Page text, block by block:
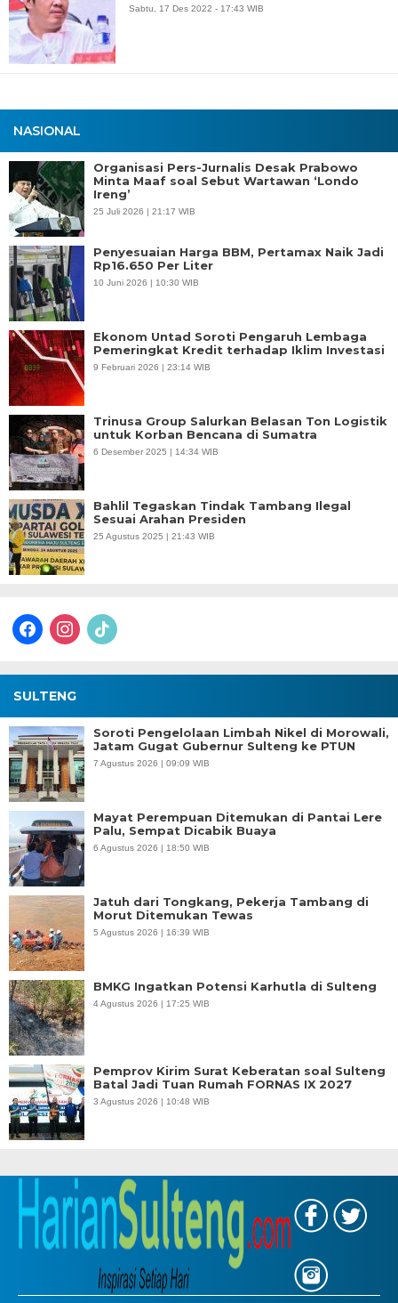
NASIONAL
Organisasi Pers-Jurnalis Desak Prabowo
Minta Maaf soal Sebut Wartawan ‘Londo
Ireng’
25 Juli 2026 | 21:17 WIB
Penyesuaian Harga BBM, Pertamax Naik Jadi
Rp16.650 Per Liter
10 Juni 2026 | 10:30 WIB
Ekonom Untad Soroti Pengaruh Lembaga
Pemeringkat Kredit terhadap Iklim Investasi
9 Februari 2026 | 23:14 WIB
Trinusa Group Salurkan Belasan Ton Logistik
untuk Korban Bencana di Sumatra
6 Desember 2025 | 14:34 WIB
Bahlil Tegaskan Tindak Tambang Ilegal
Sesuai Arahan Presiden
25 Agustus 2025 | 21:43 WIB
facebookinstagram
tiktok
Sabtu, 17 Des 2022 - 17:43 WIB
SULTENG
Soroti Pengelolaan Limbah Nikel di Morowali,
Jatam Gugat Gubernur Sulteng ke PTUN
7 Agustus 2026 | 09:09 WIB
Mayat Perempuan Ditemukan di Pantai Lere
Palu, Sempat Dicabik Buaya
6 Agustus 2026 | 18:50 WIB
Jatuh dari Tongkang, Pekerja Tambang di
Morut Ditemukan Tewas
5 Agustus 2026 | 16:39 WIB
BMKG Ingatkan Potensi Karhutla di Sulteng
4 Agustus 2026 | 17:25 WIB
Pemprov Kirim Surat Keberatan soal Sulteng
Batal Jadi Tuan Rumah FORNAS IX 2027
3 Agustus 2026 | 10:48 WIB